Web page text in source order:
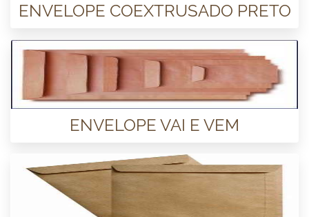
ENVELOPE COEXTRUSADO PRETO
ENVELOPE VAI E VEM